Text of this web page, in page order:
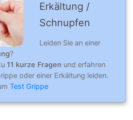
Erkältung /
Schnupfen
Leiden Sie an einer
?
11 kurze Fragen und erfahren
oder einer Erkältung leiden.
Test Grippe